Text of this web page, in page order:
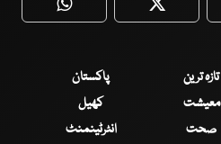
WhatsApp Twitter
تازہ ترین
پاکستان
معیشت
کھیل
صحت
انٹرٹینمنٹ